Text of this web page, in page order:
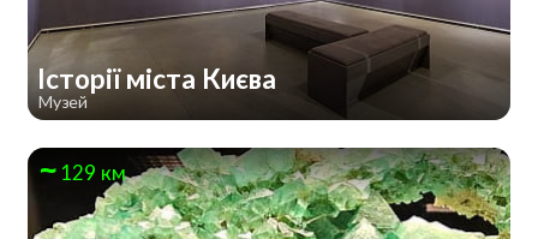
Історії міста Києва
Музей
129 км